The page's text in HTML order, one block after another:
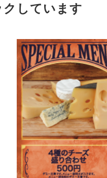
しています